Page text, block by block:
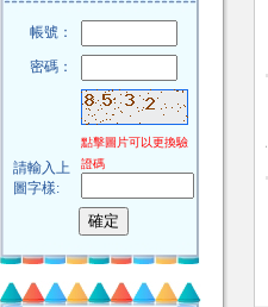
帳號：
密碼：
請輸入上
圖字樣:
點擊圖片可以更換驗
證碼